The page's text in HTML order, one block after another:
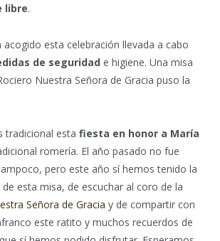
libre.
acogido esta celebración llevada a cabo
de seguridad e higiene. Una misa
Nuestra Señora de Gracia puso la
tradicional esta fiesta en honor a María
romería. El año pasado no fue
pero este año sí hemos tenido la
esta misa, de escuchar al coro de la
Señora de Gracia y de compartir con
este ratito y muchos recuerdos de